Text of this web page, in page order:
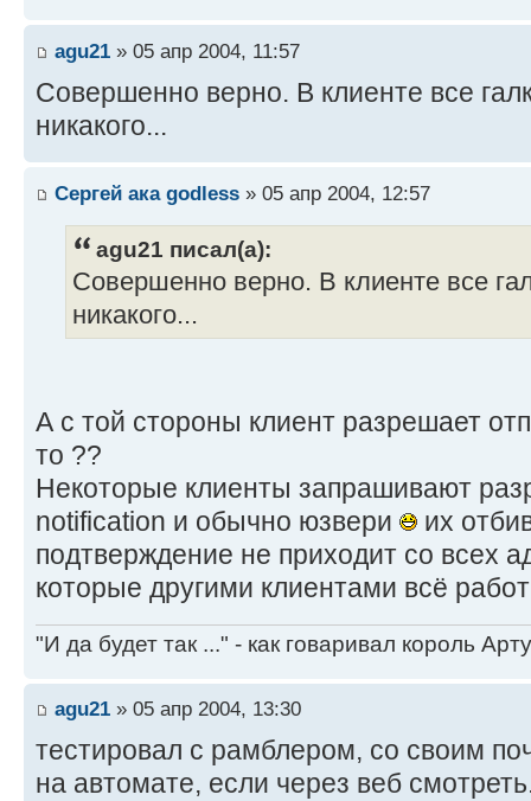
agu21 » 05 апр 2004, 11:57
Совершенно верно. В клиенте все
никакого...
Сергей ака godless » 05 апр 2004, 12:57
agu21 писал(а):
Совершенно верно. В клиенте все
никакого...
А с той стороны клиент разрешает
то ??
Некоторые клиенты запрашивают
notification и обычно юзвери
их
подтверждение не приходит со всех
которые другими клиентами всё
"И да будет так ..." - как говаривал король
agu21 » 05 апр 2004, 13:30
тестировал с рамблером, со своим
на автомате, если через веб